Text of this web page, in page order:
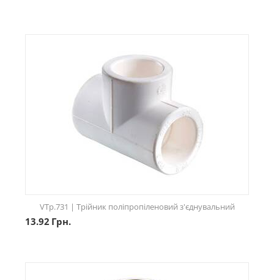
VTp.731 | Трійник поліпропіленовий з'єднувальний
13.92 Грн.